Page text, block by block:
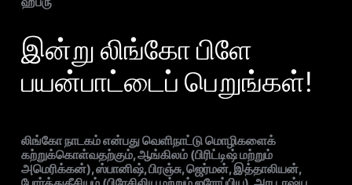
இன்று லிங்கோ பிளே
பயன்பாட்டைப் பெறுங்கள்!
லிங்கோ நாடகம் என்பது வெளிநாட்டு மொழிகளைக்
கற்றுக்கொள்வதற்கும், ஆங்கிலம் (பிரிட்டிஷ் மற்றும்
அமெரிக்கன்), ஸ்பானிஷ், பிரஞ்சு, ஜெர்மன், இத்தாலியன்,